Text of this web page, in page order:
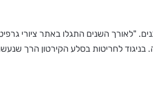
"לאורך השנים התגלו באתר ציורי
לחריטות בסלע הקירטון הרך